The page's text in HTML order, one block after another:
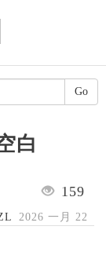
白
159
2026 一月 22
Go